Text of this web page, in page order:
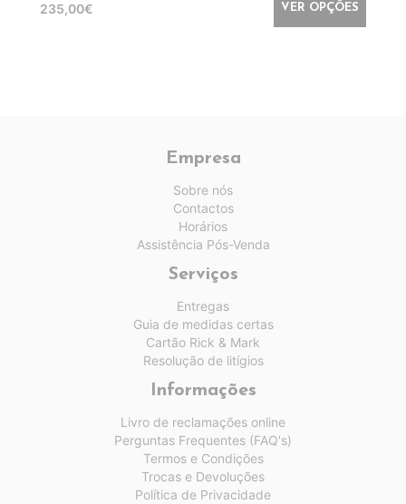
235,00€ VER OPÇÕES
Empresa
Sobre nós
Contactos
Horários
Assistência Pós-Venda
Serviços
Entregas
Guia de medidas certas
Cartão Rick & Mark
Resolução de litígios
Informações
Livro de reclamações online
Perguntas Frequentes (FAQ's)
Termos e Condições
Trocas e Devoluções
Política de Privacidade